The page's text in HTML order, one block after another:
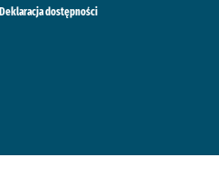
Deklaracja dostępności